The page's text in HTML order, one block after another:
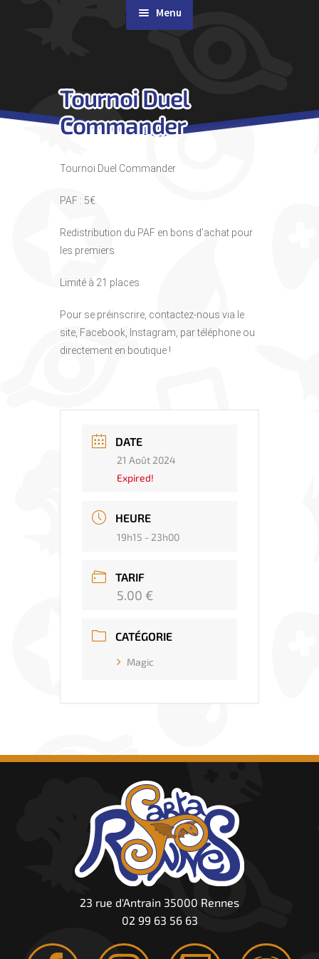
Menu
Agenda
Contact & Accès
Tournoi Duel
Commander
Tournoi Duel Commander
PAF : 5€
Redistribution du PAF en bons d’achat pour
les premiers
Limité à 21 places
Pour se préinscrire, contactez-nous via le
site, Facebook, Instagram, par téléphone ou
directement en boutique !
DATE
21 Août 2024
Expired!
HEURE
19h15 - 23h00
TARIF
5.00 €
CATÉGORIE
Magic
23 rue d'Antrain 35000 Rennes
02 99 63 56 63